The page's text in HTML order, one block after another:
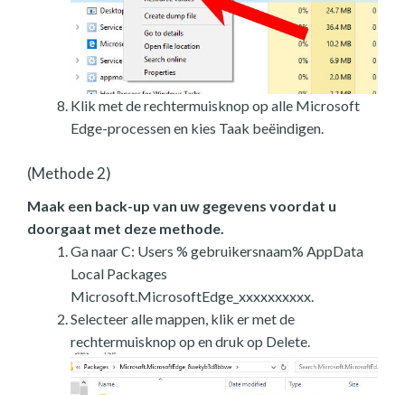
Klik met de rechtermuisknop op alle Microsoft
Edge-processen en kies Taak beëindigen.
(Methode 2)
Maak een back-up van uw gegevens voordat u
doorgaat met deze methode.
Ga naar C: Users % gebruikersnaam% AppData
Local Packages
Microsoft.MicrosoftEdge_xxxxxxxxxx.
Selecteer alle mappen, klik er met de
rechtermuisknop op en druk op Delete.